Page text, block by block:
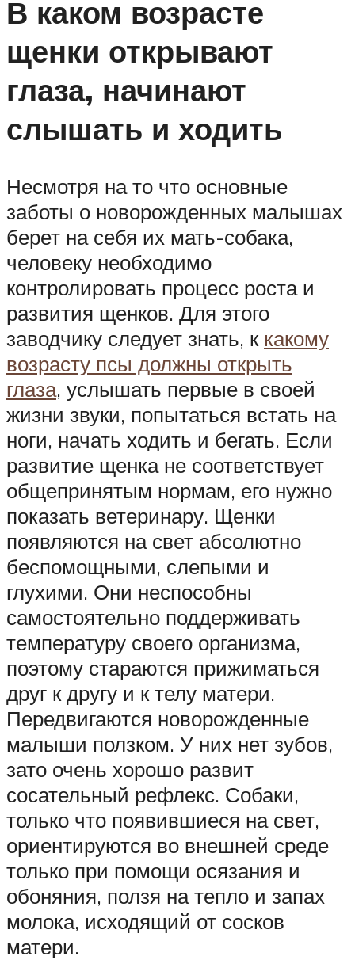
В каком возрасте
щенки открывают
глаза, начинают
слышать и ходить
Несмотря на то что основные
заботы о новорожденных малышах
берет на себя их мать-собака,
человеку необходимо
контролировать процесс роста и
развития щенков. Для этого
заводчику следует знать, к какому
возрасту псы должны открыть
глаза, услышать первые в своей
жизни звуки, попытаться встать на
ноги, начать ходить и бегать. Если
развитие щенка не соответствует
общепринятым нормам, его нужно
показать ветеринару. Щенки
появляются на свет абсолютно
беспомощными, слепыми и
глухими. Они неспособны
самостоятельно поддерживать
температуру своего организма,
поэтому стараются прижиматься
друг к другу и к телу матери.
Передвигаются новорожденные
малыши ползком. У них нет зубов,
зато очень хорошо развит
сосательный рефлекс. Собаки,
только что появившиеся на свет,
ориентируются во внешней среде
только при помощи осязания и
обоняния, ползя на тепло и запах
молока, исходящий от сосков
матери.